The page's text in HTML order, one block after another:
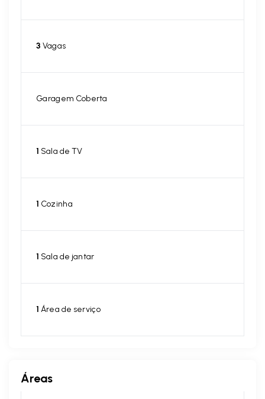
3 Vagas
Garagem Coberta
1 Sala de TV
1 Cozinha
1 Sala de jantar
1 Área de serviço
Áreas